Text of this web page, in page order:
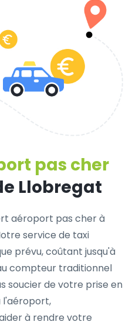
pas cher
Llobregat
aéroport pas cher à
service de taxi
prévu, coûtant jusqu'à
compteur traditionnel
soucier de votre prise en
l'aéroport,
à rendre votre